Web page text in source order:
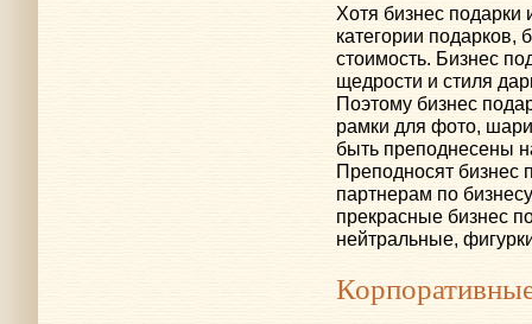
Хотя бизнес
категории подарков,
стоимость. Бизнес
щедрости и стиля
Поэтому бизнес
рамки для фото,
быть преподнесены
Преподносят бизнес
партнерам по
прекрасные бизнес
нейтральные,